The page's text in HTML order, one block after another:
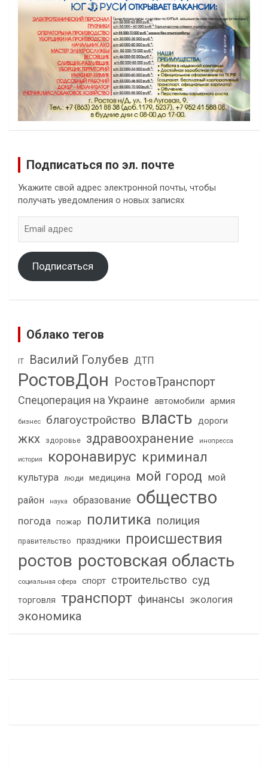
Подписаться по эл. почте
Укажите свой адрес электронной почты, чтобы
получать уведомления о новых записях
адрес
Подписаться
Облако тегов
IT Василий Голубев ДТП
РостовДон РостовТранспорт
Спецоперация на Украине автомобили армия
бизнес благоустройство власть дороги
жкх здоровье здравоохранение инопресса
история коронавирус криминал
культура люди медицина мой город мой
район
наука образование общество
погода пожар политика полиция
правительство праздники происшествия
ростов ростовская область
социальная сфера спорт строительство суд
торговля транспорт финансы экология
экономика